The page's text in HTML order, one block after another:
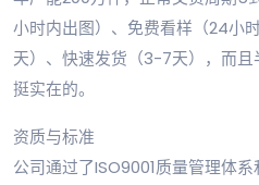
小时内出图）、免费看样（24小
天）、快速发货（3-7天），而
挺实在的。
资质与标准
公司通过了ISO9001质量管理体